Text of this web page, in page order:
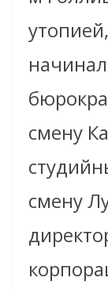
смену
смену